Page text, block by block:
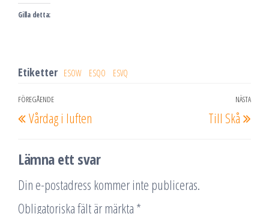
Gilla detta:
Etiketter ESOW ESQO ESVQ
Inläggsnavigering
Föregående
inlägg
FÖREGÅENDE
Vårdag i luften
NÄSTA
Till Skå
Lämna ett svar
Din e-postadress kommer inte publiceras.
Obligatoriska fält är märkta *